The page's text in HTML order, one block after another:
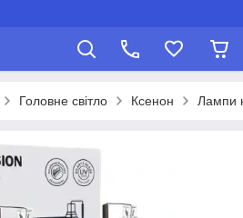
Головне світло Ксенон Лампи